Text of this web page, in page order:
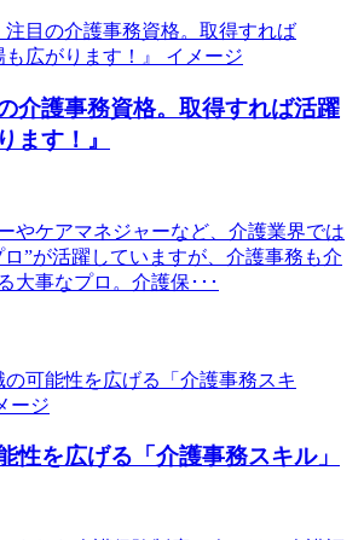
介護事務資格。取得すれば活躍
ます！』
やケアマネジャーなど、介護業界では
ロ”が活躍していますが、介護事務も介
大事なプロ。介護保･･･
性を広げる「介護事務スキル」